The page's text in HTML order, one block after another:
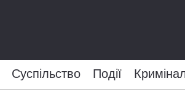
Суспільство Події